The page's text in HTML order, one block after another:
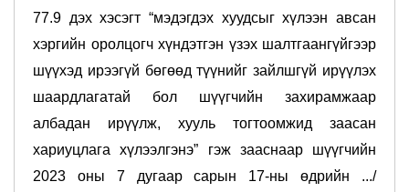
77.9 дэх хэсэгт “мэдэгдэх хуудсыг хүлээн авсан
хэргийн оролцогч хүндэтгэн үзэх шалтгаангүйгээр
шүүхэд ирээгүй бөгөөд түүнийг зайлшгүй ирүүлэх
шаардлагатай бол шүүгчийн захирамжаар
албадан ирүүлж, хууль тогтоомжид заасан
хариуцлага хүлээлгэнэ” гэж зааснаар шүүгчийн
2023 оны 7 дугаар сарын 17-ны өдрийн .../